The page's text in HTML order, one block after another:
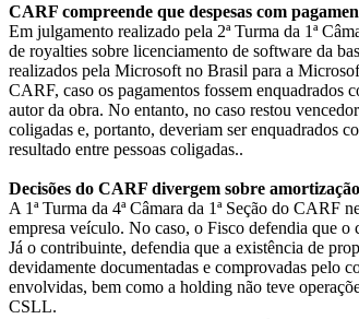
CARF compreende que despesas com
Em julgamento realizado pela 2ª Turma da 1ª
de royalties sobre licenciamento de software da
realizados pela Microsoft no Brasil para a
CARF, caso os pagamentos fossem enquadrados
autor da obra. No entanto, no caso restou
coligadas e, portanto, deveriam ser enquadrados
resultado entre pessoas coligadas..
Decisões do CARF divergem sobre
A 1ª Turma da 4ª Câmara da 1ª Seção do CARF
empresa veículo. No caso, o Fisco defendia que
Já o contribuinte, defendia que a existência de
devidamente documentadas e comprovadas pelo
envolvidas, bem como a holding não teve
CSLL.